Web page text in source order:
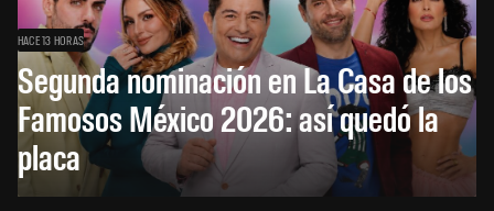
HACE 13 HORAS
Segunda nominación en La Casa de los
Famosos México 2026: así quedó la
placa